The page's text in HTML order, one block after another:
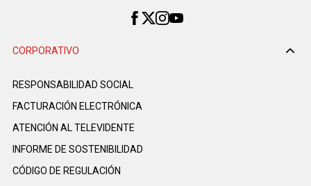
CORPORATIVO
RESPONSABILIDAD SOCIAL
FACTURACIÓN ELECTRÓNICA
ATENCIÓN AL TELEVIDENTE
INFORME DE SOSTENIBILIDAD
CÓDIGO DE REGULACIÓN